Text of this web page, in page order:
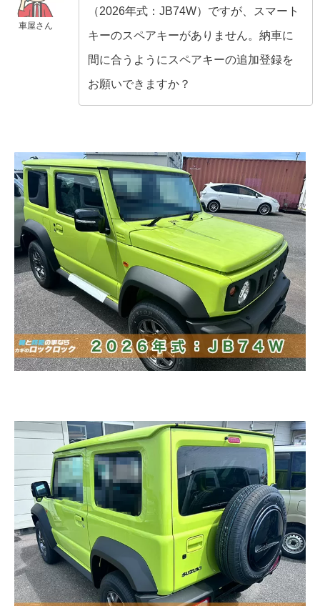
車屋さん
（2026年式：JB74W）ですが、スマート
キーのスペアキーがありません。納車に
間に合うようにスペアキーの追加登録を
お願いできますか？